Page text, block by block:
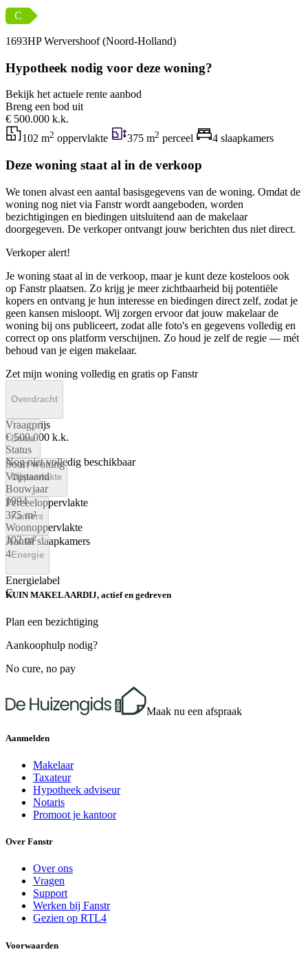
C
1693HP Wervershoof (Noord-Holland)
Hypotheek nodig voor deze woning?
Bekijk het actuele rente aanbod
Breng een bod uit
€ 500.000 k.k.
102 m2 oppervlakte 375 m2 perceel 4 slaapkamers
Deze woning staat al in de verkoop
We tonen alvast een aantal basisgegevens van de woning. Omdat de
woning nog niet via Fanstr wordt aangeboden, worden
bezichtigingen en biedingen uitsluitend aan de makelaar
doorgegeven. De verkoper ontvangt jouw berichten dus niet direct.
Verkoper alert!
Je woning staat al in de verkoop, maar je kunt deze kosteloos ook
op Fanstr plaatsen. Zo krijg je meer zichtbaarheid bij potentiële
kopers en ontvang je hun interesse en biedingen direct zelf, zodat je
geen kansen misloopt. Wij zorgen ervoor dat jouw makelaar de
woning bij ons publiceert, zodat alle foto's en gegevens volledig en
correct op ons platform verschijnen. Zo houd je zelf de regie — mét
behoud van je eigen makelaar.
Zet mijn woning volledig en gratis op Fanstr
Overdracht
Vraagprijs
€ 500.000 k.k.
Status
Nog niet volledig beschikbaar
Bouw
Soort woning
Vrijstaand
Bouwjaar
1994
Oppervlakte
Perceeloppervlakte
375 m²
Woonoppervlakte
102 m²
Kamers
Aantal slaapkamers
4 Energie
Energielabel
C
KUIN MAKELAARDIJ, actief en gedreven
Plan een bezichtiging
Aankoophulp nodig?
No cure, no pay
Maak nu een afspraak
Aanmelden
Makelaar
Taxateur
Hypotheek adviseur
Notaris
Promoot je kantoor
Over Fanstr
Over ons
Vragen
Support
Werken bij Fanstr
Gezien op RTL4
Voorwaarden